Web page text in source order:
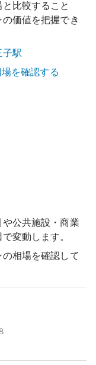
比較すること
価値を把握でき
子駅
を確認する
公共施設・商業
変動します。
相場を確認して